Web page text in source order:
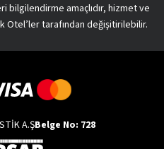
amaçlıdır, hizmet ve
Otel’ler tarafından değişitirilebilir.
A.ŞBelge No: 728